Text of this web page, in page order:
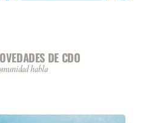
DE CDO
habla